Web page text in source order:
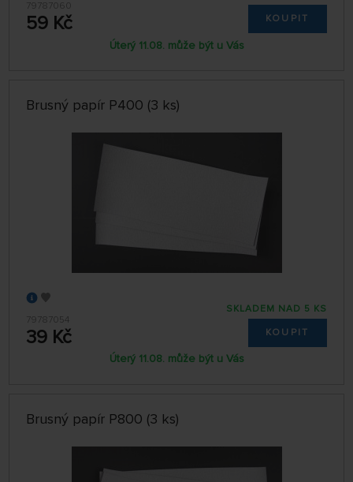
79787060
59 Kč KOUPIT
Úterý 11.08. může být u Vás
Brusný papír P400 (3 ks)
79787054
39 Kč
SKLADEM NAD 5 KS
KOUPIT
Úterý 11.08. může být u Vás
Brusný papír P800 (3 ks)